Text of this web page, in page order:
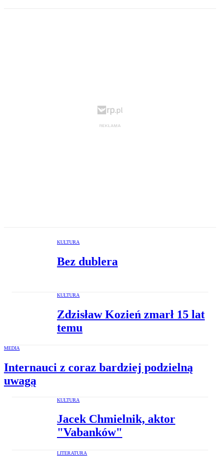
KULTURA
Bez dublera
KULTURA
Zdzisław Kozień zmarł 15 lat
temu
MEDIA
Internauci z coraz bardziej podzielną
uwagą
KULTURA
Jacek Chmielnik, aktor
"Vabanków"
LITERATURA